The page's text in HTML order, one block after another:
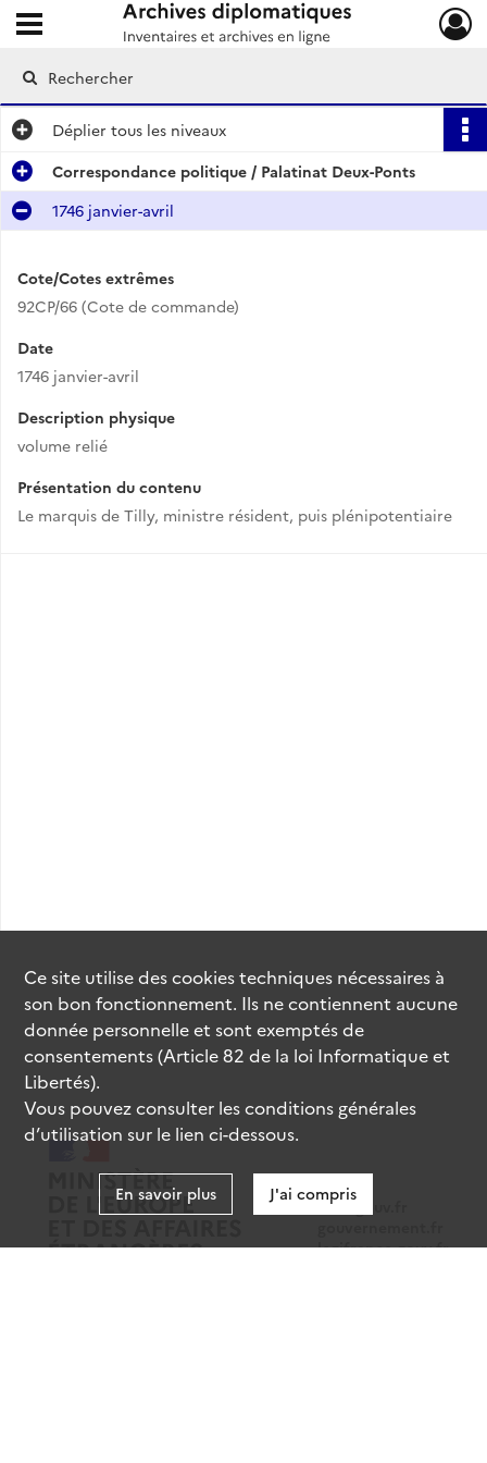
Archives diplomatiques
Ouvrir le menu déroulant
Déplier tous les niveaux
Correspondance politique / Palatinat Deux-Ponts
1746 janvier-avril
Cote/Cotes extrêmes
92CP/66 (Cote de commande)
Date
1746 janvier-avril
Description physique
volume relié
Présentation du contenu
Le marquis de Tilly, ministre résident, puis plénipotentiaire
data.gouv.fr
legifrance.gouv.fr
Ce site utilise descookiestechniques nécessaires à
son bon fonctionnement. Ils ne contiennent aucune
donnée personnelle et sont exemptés de
consentements (Article 82 de la loi Informatique et
Libertés).
Vous pouvez consulter les conditions générales
d’utilisation sur le lien ci-dessous.
En savoir plus J'ai compris